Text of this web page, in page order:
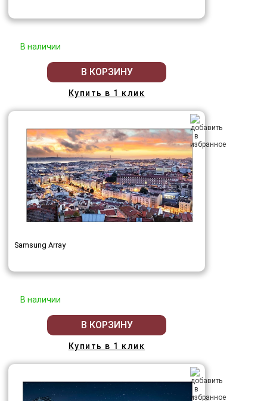
В наличии
В КОРЗИНУ
Купить в 1 клик
Samsung Array
В наличии
В КОРЗИНУ
Купить в 1 клик